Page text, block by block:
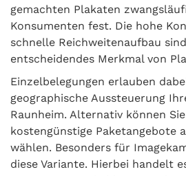
gemachten Plakaten
Konsumenten fest. Die hohe
schnelle Reichweitenaufbau
entscheidendes Merkmal von
Einzelbelegungen erlauben
geographische Aussteuerung
Raunheim. Alternativ können
kostengünstige Paketangebote
wählen. Besonders für
diese Variante. Hierbei handelt